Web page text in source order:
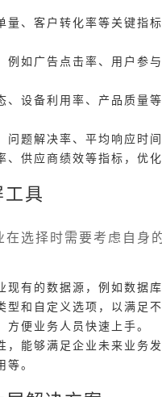
、客户转化率等关键指
如广告点击率、用户参
设备利用率、产品质量
题解决率、平均响应时
供应商绩效等指标，优
具
选择时需要考虑自身
有的数据源，例如数据
和自定义选项，以满足不
便业务人员快速上手。
能够满足企业未来业务发
。